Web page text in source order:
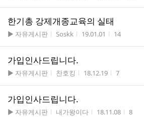
한기총 강제개종교육의 실태
게시판명
▶ 자유게시판 작성자
Soskk 작성시간
19.01.01 조회수
14
가입인사드립니다.
게시판명
▶ 자유게시판 작성자
찬호킹 작성시간
18.12.19 조회수
7
가입인사드립니다.
게시판명
▶ 자유게시판 작성자
내가왕이다 작성시간
18.11.08 조회수
8